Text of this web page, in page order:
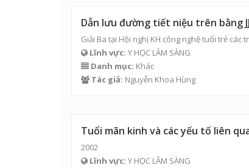
Dẫn lưu đường tiết niệu trên bằng
Giải Ba tại Hội nghị KH công nghệ tuổi trẻ các
Lĩnh vực: Y HỌC LÂM SÀNG
Danh mục: Khác
Tác giả: Nguyễn Khoa Hùng
Tuổi mãn kinh và các yếu tố liên
2002
Lĩnh vực: Y HỌC LÂM SÀNG